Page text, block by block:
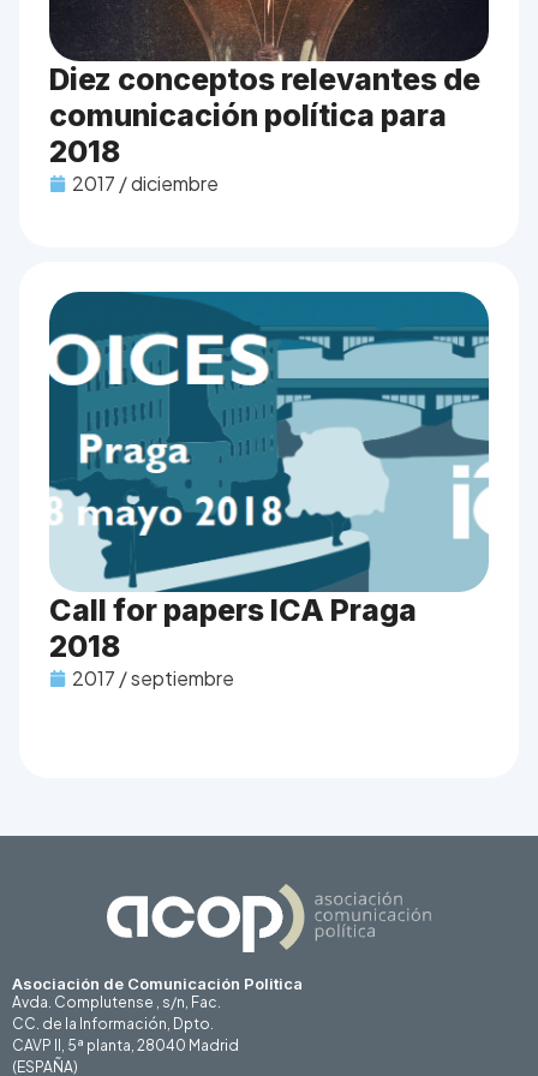
Diez conceptos relevantes de
comunicación política para
2018
2017 / diciembre
Call for papers ICA Praga
2018
2017 / septiembre
Asociación de Comunicación Politica
Avda. Complutense , s/n, Fac.
CC. de la Información, Dpto.
CAVP II, 5ª planta, 28040 Madrid
(ESPAÑA)